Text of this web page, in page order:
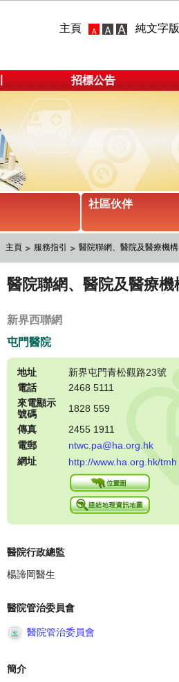
主頁 純文字版
招標公告
社區伙伴
主頁 服務指引 醫院聯網、醫院及醫療機構